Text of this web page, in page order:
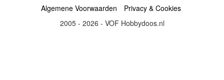
Algemene Voorwaarden
Privacy & Cookies
2005 - 2026 - VOF Hobbydoos.nl